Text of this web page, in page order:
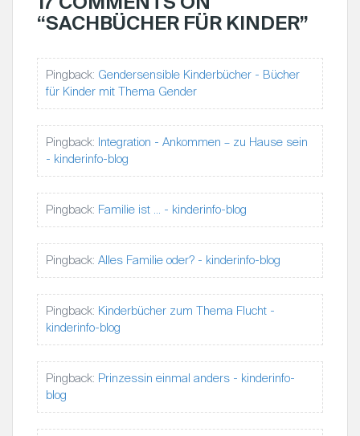
“SACHBÜCHER FÜR KINDER”
Pingback: Gendersensible Kinderbücher - Bücher
für Kinder mit Thema Gender
Pingback: Integration - Ankommen – zu Hause sein
- kinderinfo-blog
Pingback: Familie ist … - kinderinfo-blog
Pingback: Alles Familie oder? - kinderinfo-blog
Pingback: Kinderbücher zum Thema Flucht -
kinderinfo-blog
Pingback: Prinzessin einmal anders - kinderinfo-
blog